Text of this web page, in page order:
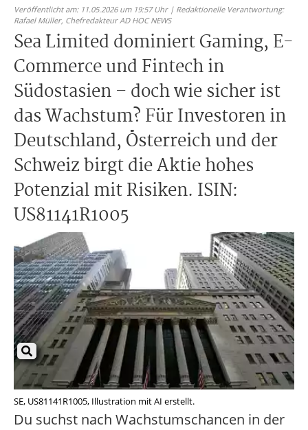
Veröffentlicht am: 11.05.2026 um 19:57 Uhr | Redaktionelle Verantwortung:
Rafael Müller, Chefredakteur AD HOC NEWS
Sea Limited dominiert Gaming, E-
Commerce und Fintech in
Südostasien – doch wie sicher ist
das Wachstum? Für Investoren in
Deutschland, Österreich und der
Schweiz birgt die Aktie hohes
Potenzial mit Risiken. ISIN:
US81141R1005
SE, US81141R1005, Illustration mit AI erstellt.
Du suchst nach Wachstumschancen in der